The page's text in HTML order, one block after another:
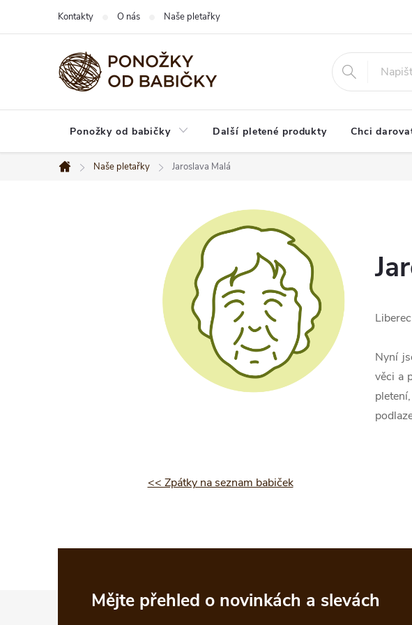
Kontakty O nás Naše pletařky
Ponožky od babičky Další pletené produkty Chci
Domů
Naše pletařky Jaroslava Malá
Liberec
Nyní
věci a
<< Zpátky na seznam babiček
Mějte přehled o novinkách a slevách